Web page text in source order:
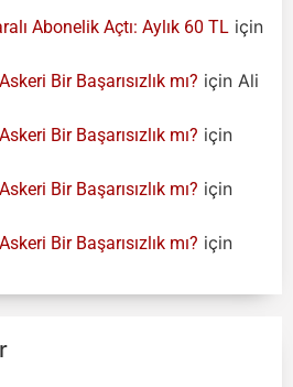
Abonelik Açtı: Aylık 60 TL için
Bir Başarısızlık mı? için Ali
Bir Başarısızlık mı? için
Bir Başarısızlık mı? için
Bir Başarısızlık mı? için